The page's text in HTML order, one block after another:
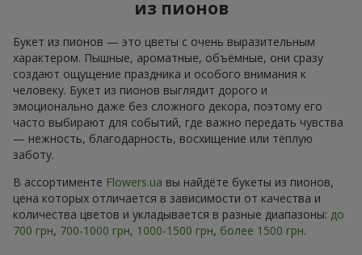
из пионов
Букет из пионов — это цветы с очень выразительным
характером. Пышные, ароматные, объёмные, они сразу
создают ощущение праздника и особого внимания к
человеку. Букет из пионов выглядит дорого и
эмоционально даже без сложного декора, поэтому его
часто выбирают для событий, где важно передать чувства
— нежность, благодарность, восхищение или тёплую
заботу.
В ассортименте Flowers.ua вы найдёте букеты из пионов,
цена которых отличается в зависимости от качества и
количества цветов и укладывается в разные диапазоны: до
700 грн, 700-1000 грн, 1000-1500 грн, более 1500 грн.